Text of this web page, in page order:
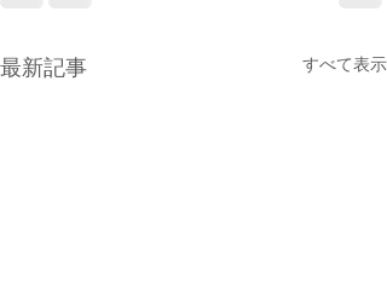
最新記事 すべて表示